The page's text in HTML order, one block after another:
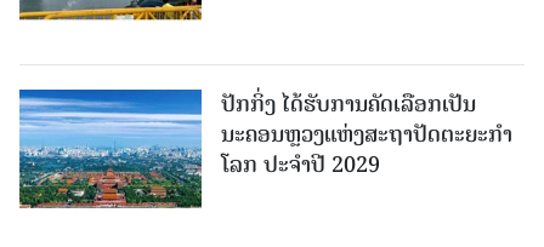
ປັກກິ່ງ ໄດ້ຮັບການຄັດເລືອກເປັນ
ນະຄອນຫຼວງແຫ່ງສະຖາປັດຕະຍະກຳ
ໂລກ ປະຈຳປີ 2029